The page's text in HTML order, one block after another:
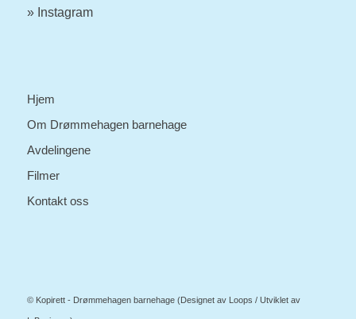
» Instagram
Hjem
Om Drømmehagen barnehage
Avdelingene
Filmer
Kontakt oss
© Kopirett - Drømmehagen barnehage (Designet av Loops / Utviklet av